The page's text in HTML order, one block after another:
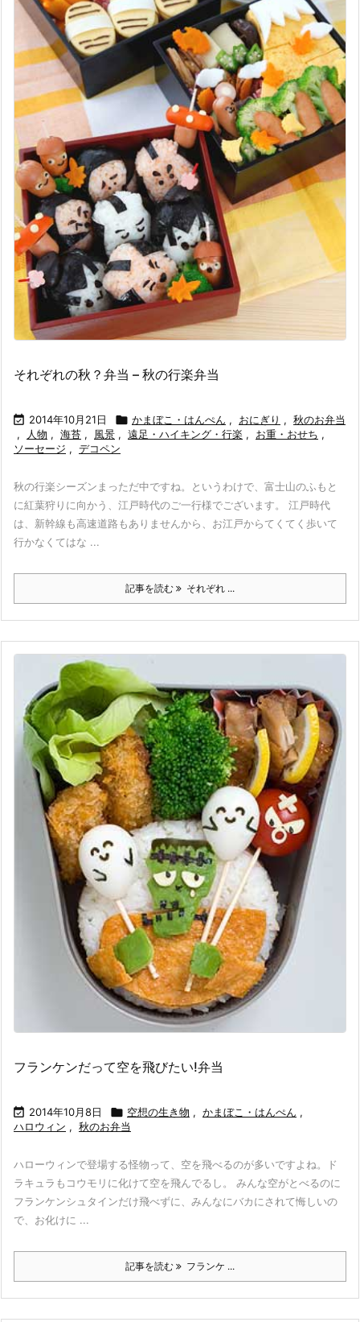
それぞれの秋？弁当 – 秋の行楽弁当
 2014年10月21日  かまぼこ・はんぺん , おにぎり , 秋のお弁当
,
人物 , 海苔 , 風景 , 遠足・ハイキング・行楽 , お重・おせち ,
ソーセージ , デコペン
秋の行楽シーズンまっただ中ですね。というわけで、富士山のふもと
に紅葉狩りに向かう、江戸時代のご一行様でございます。 江戸時代
は、新幹線も高速道路もありませんから、お江戸からてくてく歩いて
行かなくてはな ...
記事を読む それぞれ ...
フランケンだって空を飛びたい!弁当
 2014年10月8日  空想の生き物 , かまぼこ・はんぺん ,
ハロウィン , 秋のお弁当
ハローウィンで登場する怪物って、空を飛べるのが多いですよね。ド
ラキュラもコウモリに化けて空を飛んでるし。 みんな空がとべるのに
フランケンシュタインだけ飛べずに、みんなにバカにされて悔しいの
で、お化けに ...
記事を読む フランケ ...